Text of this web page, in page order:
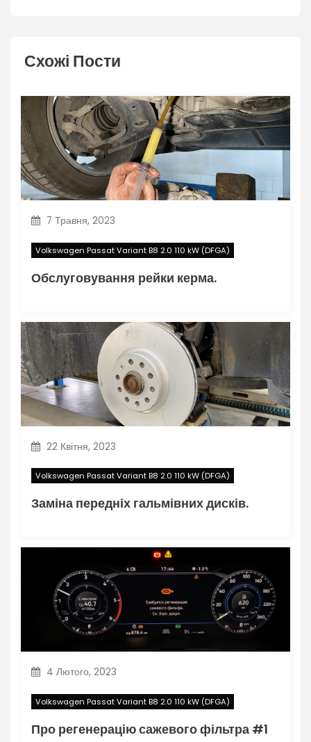
Схожі Пости
7 Травня, 2023
Volkswagen Passat Variant B8 2.0 110 kW (DFGA)
Обслуговування рейки керма.
22 Квітня, 2023
Volkswagen Passat Variant B8 2.0 110 kW (DFGA)
Заміна передніх гальмівних дисків.
4 Лютого, 2023
Volkswagen Passat Variant B8 2.0 110 kW (DFGA)
Про регенерацію сажевого фільтра #1